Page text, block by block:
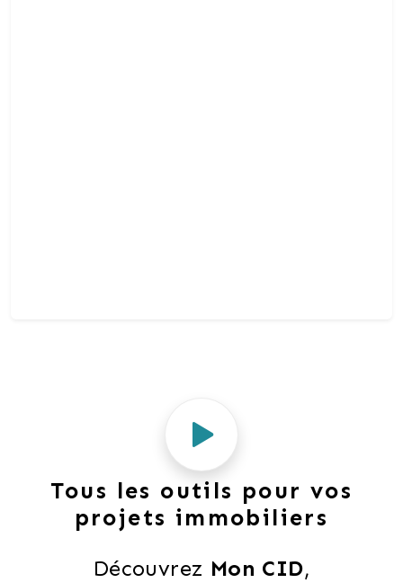
Tous les outils pour vos
projets immobiliers
Découvrez Mon CID,